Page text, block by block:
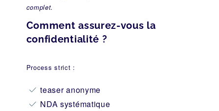
complet.
Comment assurez-vous la
confidentialité ?
Process strict :
teaser anonyme
NDA systématique